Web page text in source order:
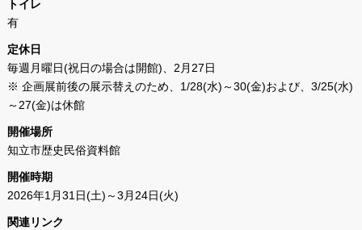
トイレ
有
定休日
毎週月曜日(祝日の場合は開館)、2月27日
※ 企画展前後の展示替えのため、1/28(水)～30(金)および、3/25(水)
～27(金)は休館
開催場所
知立市歴史民俗資料館
開催時期
2026年1月31日(土)～3月24日(火)
関連リンク